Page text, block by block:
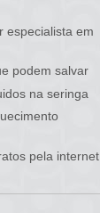
especialista em
podem salvar
na seringa
pela internet